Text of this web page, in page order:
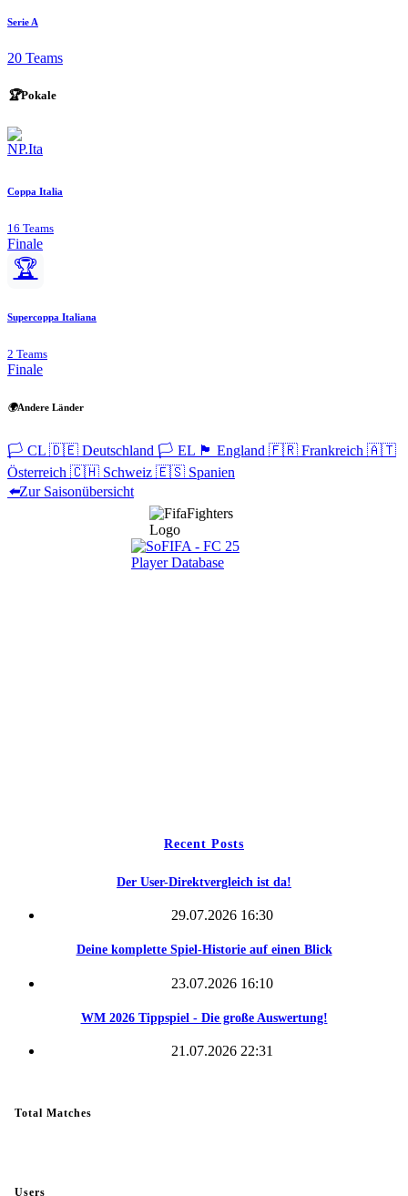
Serie A
20 Teams
🏆Pokale
Coppa Italia
16 Teams
Finale
🏆
Supercoppa Italiana
2 Teams
Finale
🌍Andere Länder
🏳️ CL 🇩🇪 Deutschland 🏳️ EL 🏴󠁧󠁢󠁥󠁮󠁧󠁿 England 🇫🇷 Frankreich 🇦🇹
Österreich 🇨🇭 Schweiz 🇪🇸 Spanien
⬅️Zur Saisonübersicht
Recent Posts
Der User-Direktvergleich ist da!
29.07.2026 16:30
Deine komplette Spiel-Historie auf einen Blick
23.07.2026 16:10
WM 2026 Tippspiel - Die große Auswertung!
21.07.2026 22:31
Total Matches
Users